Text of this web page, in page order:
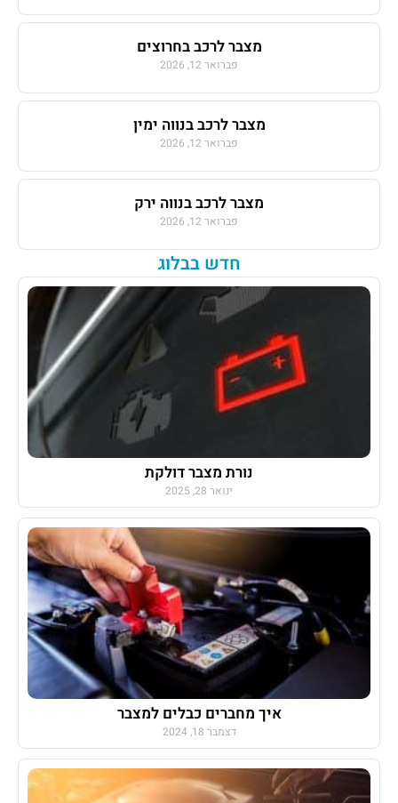
מצבר לרכב בחרוצים
פברואר 12, 2026
מצבר לרכב בנווה ימין
פברואר 12, 2026
מצבר לרכב בנווה ירק
פברואר 12, 2026
חדש בבלוג
נורת מצבר דולקת
ינואר 28, 2025
איך מחברים כבלים למצבר
דצמבר 18, 2024